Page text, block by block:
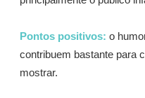
Pontos positivos: o
contribuem bastante para
mostrar.